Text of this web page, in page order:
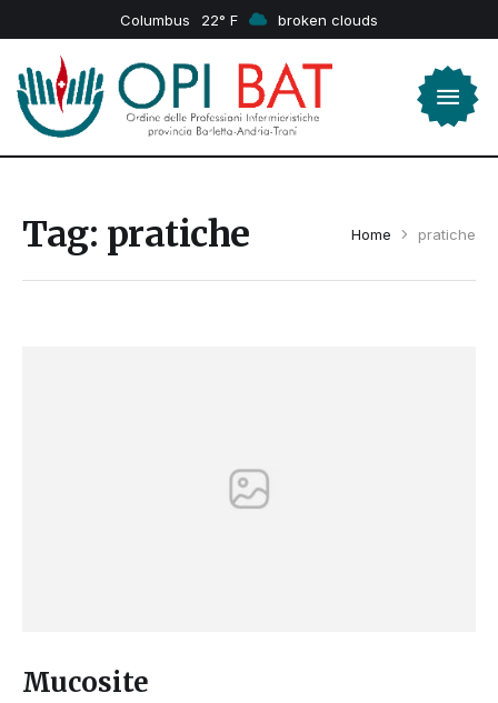
Columbus 22 broken clouds
Tag: pratiche Home pratiche
Mucosite